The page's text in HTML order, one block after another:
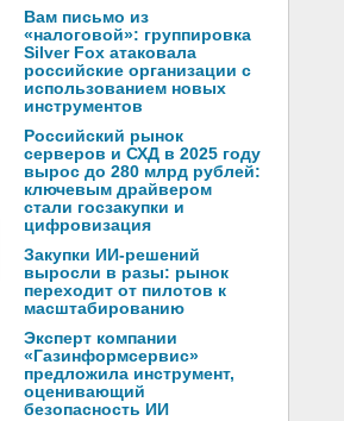
Вам письмо из
«налоговой»: группировка
Silver Fox атаковала
российские организации с
использованием новых
инструментов
Российский рынок
серверов и СХД в 2025 году
вырос до 280 млрд рублей:
ключевым драйвером
стали госзакупки и
цифровизация
Закупки ИИ-решений
выросли в разы: рынок
переходит от пилотов к
масштабированию
Эксперт компании
«Газинформсервис»
предложила инструмент,
оценивающий
безопасность ИИ